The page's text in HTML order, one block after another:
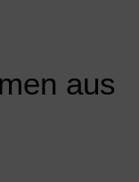
aus